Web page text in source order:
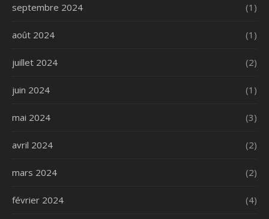
septembre 2024 (1)
août 2024 (1)
juillet 2024 (2)
juin 2024 (1)
mai 2024 (3)
avril 2024 (2)
mars 2024 (2)
février 2024 (4)